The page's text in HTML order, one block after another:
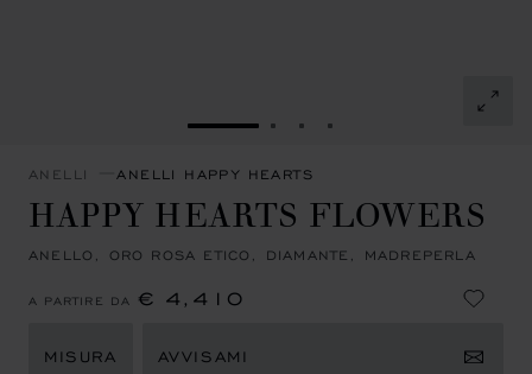
VAI ALLA SLIDE 1
VAI ALLA SLIDE 2
VAI ALLA SLIDE 3
VAI ALLA SLIDE 4
ANELLI ANELLI HAPPY HEARTS
HAPPY HEARTS FLOWERS
ANELLO, ORO ROSA ETICO, DIAMANTE, MADREPERLA
A PARTIRE DA € 4,410
MISURA AVVISAMI